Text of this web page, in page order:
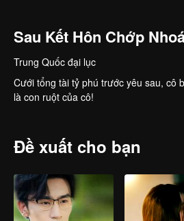
Sau Kết Hôn Chớp
Trung Quốc đại lục
Cưới tổng tài tỷ phú trước yêu sau, cô
là con ruột của cô!
Đề xuất cho bạn